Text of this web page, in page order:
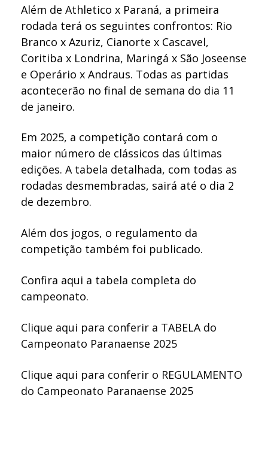
Além de Athletico x Paraná, a primeira
rodada terá os seguintes confrontos: Rio
Branco x Azuriz, Cianorte x Cascavel,
Coritiba x Londrina, Maringá x São Joseense
e Operário x Andraus. Todas as partidas
acontecerão no final de semana do dia 11
de janeiro.
Em 2025, a competição contará com o
maior número de clássicos das últimas
edições. A tabela detalhada, com todas as
rodadas desmembradas, sairá até o dia 2
de dezembro.
Além dos jogos, o regulamento da
competição também foi publicado.
Confira aqui a tabela completa do
campeonato.
Clique aqui para conferir a TABELA do
Campeonato Paranaense 2025
Clique aqui para conferir o REGULAMENTO
do Campeonato Paranaense 2025